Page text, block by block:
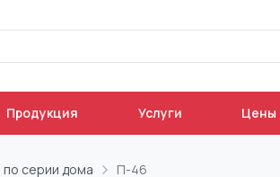
Продукция Услуги Цены
по серии дома П-46